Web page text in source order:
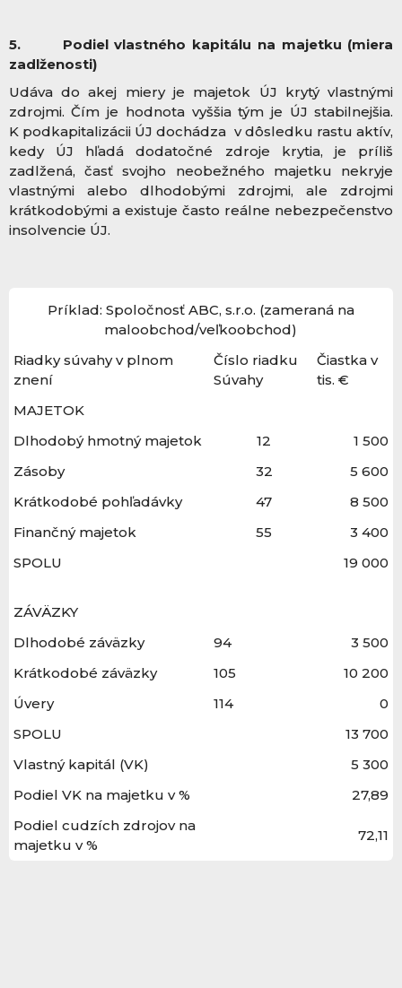
5. Podiel vlastného kapitálu na majetku (miera
zadlženosti)
Udáva do akej miery je majetok ÚJ krytý vlastnými
zdrojmi. Čím je hodnota vyššia tým je ÚJ stabilnejšia.
K podkapitalizácii ÚJ dochádza v dôsledku rastu aktív,
kedy ÚJ hľadá dodatočné zdroje krytia, je príliš
zadlžená, časť svojho neobežného majetku nekryje
vlastnými alebo dlhodobými zdrojmi, ale zdrojmi
krátkodobými a existuje často reálne nebezpečenstvo
insolvencie ÚJ.
Príklad: Spoločnosť ABC, s.r.o. (zameraná na
maloobchod/veľkoobchod)
Riadky súvahy v plnom
znení
Číslo riadku
Súvahy
Čiastka v
tis. €
MAJETOK
Dlhodobý hmotný majetok
12
1 500
Zásoby
32
5 600
Krátkodobé pohľadávky
47
8 500
Finančný majetok
55
3 400
SPOLU
19 000
ZÁVÄZKY
Dlhodobé záväzky
94
3 500
Krátkodobé záväzky
105
10 200
Úvery
114
0
SPOLU
13 700
Vlastný kapitál (VK)
5 300
Podiel VK na majetku v %
27,89
Podiel cudzích zdrojov na
majetku v %
72,11